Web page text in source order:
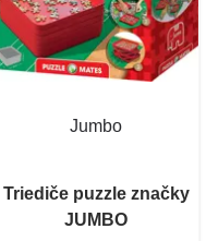
Jumbo
Triediče puzzle značky
JUMBO